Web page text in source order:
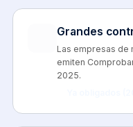
Grandes
Las empresas de
emiten
2025.